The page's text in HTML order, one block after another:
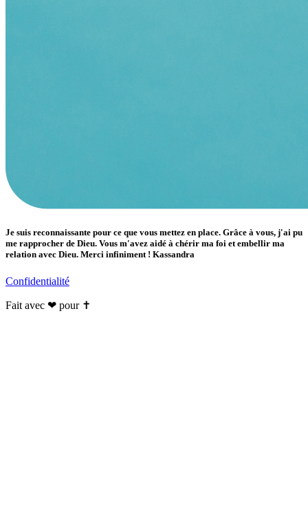
Je suis reconnaissante pour ce que vous mettez en place. Grâce à vous, j'ai pu
me rapprocher de Dieu. Vous m'avez aidé à chérir ma foi et embellir ma
relation avec Dieu. Merci infiniment ! Kassandra
Confidentialité
Fait avec ❤ pour ✝️️